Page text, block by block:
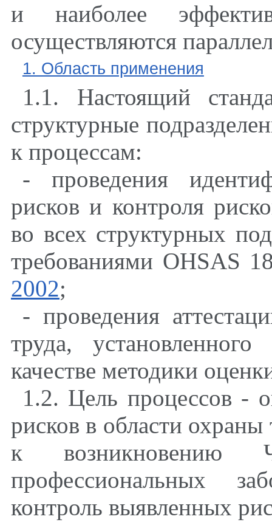
и наиболее
осуществляются
1. Область применения
1.1. Настоящий
структурные
к процессам:
- проведения
рисков и контроля
во всех структурных
требованиями OHSAS
2002;
- проведения
труда,
качестве методики
1.2. Цель процессов -
рисков в области
к возникновению
профессиональных
контроль выявленных